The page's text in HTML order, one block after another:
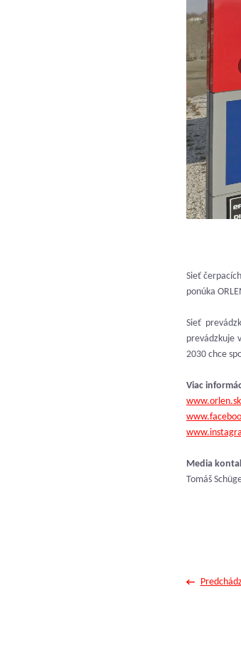
Sieť
ponúka
Sieť
prevádzkuje
2030 chce
Viac
www.orlen.sk
Media
Tomáš